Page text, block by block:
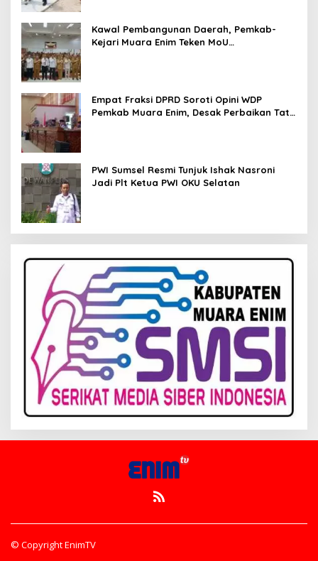
Kawal Pembangunan Daerah, Pemkab-
Kejari Muara Enim Teken MoU
Empat Fraksi DPRD Soroti Opini WDP
Pemkab Muara Enim, Desak Perbaikan Tata
PWI Sumsel Resmi Tunjuk Ishak Nasroni
Jadi Plt Ketua PWI OKU Selatan
© Copyright EnimTV